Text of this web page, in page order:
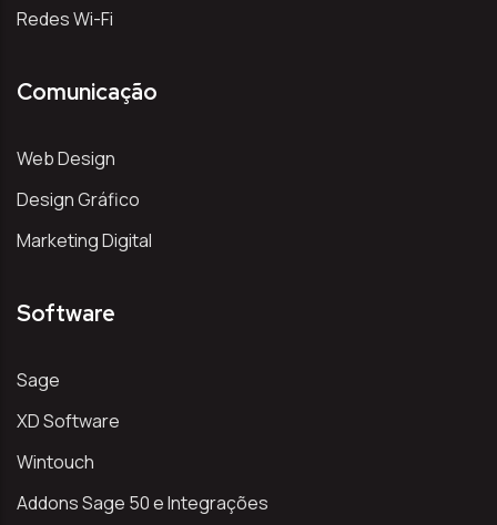
Redes Wi-Fi
Comunicação
Web Design
Design Gráfico
Marketing Digital
Software
Sage
XD Software
Wintouch
Addons Sage 50 e Integrações